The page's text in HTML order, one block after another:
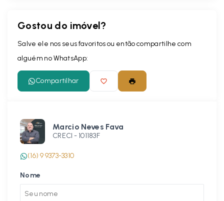
Gostou do imóvel?
Salve ele nos seus favoritos ou então compartilhe com
alguém no WhatsApp:
Compartilhar
Marcio Neves Fava
CRECI - 101183F
(16) 9 9373-3310
Nome